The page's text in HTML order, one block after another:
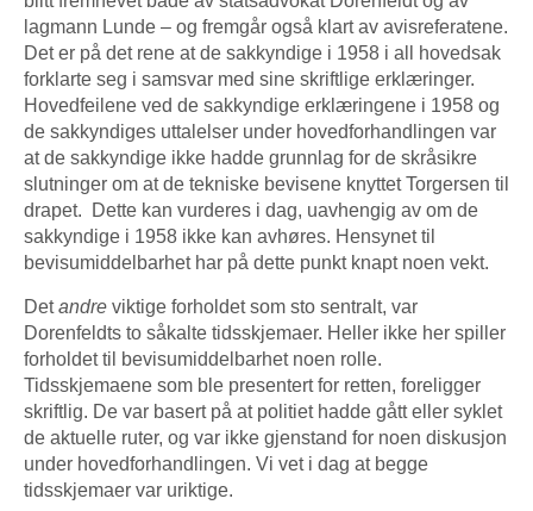
lagmann Lunde – og fremgår også klart av avisreferatene.
Det er på det rene at de sakkyndige i 1958 i all hovedsak
forklarte seg i samsvar med sine skriftlige erklæringer.
Hovedfeilene ved de sakkyndige erklæringene i 1958 og
de sakkyndiges uttalelser under hovedforhandlingen var
at de sakkyndige ikke hadde grunnlag for de skråsikre
slutninger om at de tekniske bevisene knyttet Torgersen til
drapet. Dette kan vurderes i dag, uavhengig av om de
sakkyndige i 1958 ikke kan avhøres. Hensynet til
bevisumiddelbarhet har på dette punkt knapt noen vekt.
Detandre viktige forholdet som sto sentralt, var
Dorenfeldts to såkalte tidsskjemaer. Heller ikke her spiller
forholdet til bevisumiddelbarhet noen rolle.
Tidsskjemaene som ble presentert for retten, foreligger
skriftlig. De var basert på at politiet hadde gått eller syklet
de aktuelle ruter, og var ikke gjenstand for noen diskusjon
under hovedforhandlingen. Vi vet i dag at begge
tidsskjemaer var uriktige.